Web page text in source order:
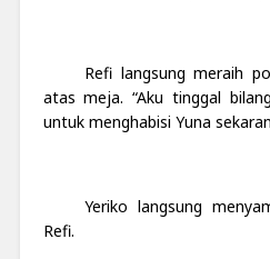
Refi langsung meraih
atas meja. “Aku tinggal
untuk menghabisi Yuna
Yeriko langsung
Refi.